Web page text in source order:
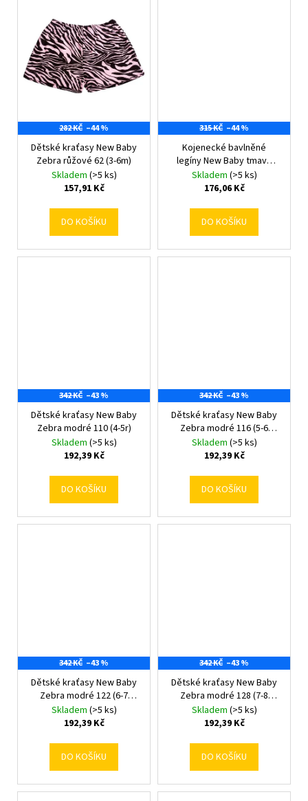
282 KČ –44 %
Dětské kraťasy New Baby
Zebra růžové 62 (3-6m)
Skladem (>5 ks)
157,91 Kč
DO KOŠÍKU
315 KČ –44 %
Kojenecké bavlněné
legíny New Baby tmavě
modré 56 (0-3m)
Skladem (>5 ks)
176,06 Kč
DO KOŠÍKU
342 KČ –43 %
Dětské kraťasy New Baby
Zebra modré 110 (4-5r)
Skladem (>5 ks)
192,39 Kč
DO KOŠÍKU
342 KČ –43 %
Dětské kraťasy New Baby
Zebra modré 116 (5-6
rokov)
Skladem (>5 ks)
192,39 Kč
DO KOŠÍKU
342 KČ –43 %
Dětské kraťasy New Baby
Zebra modré 122 (6-7
rokov)
Skladem (>5 ks)
192,39 Kč
DO KOŠÍKU
342 KČ –43 %
Dětské kraťasy New Baby
Zebra modré 128 (7-8
rokov)
Skladem (>5 ks)
192,39 Kč
DO KOŠÍKU